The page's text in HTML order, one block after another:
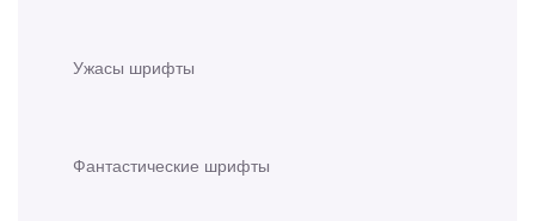
Ужасы шрифты
Фантастические шрифты